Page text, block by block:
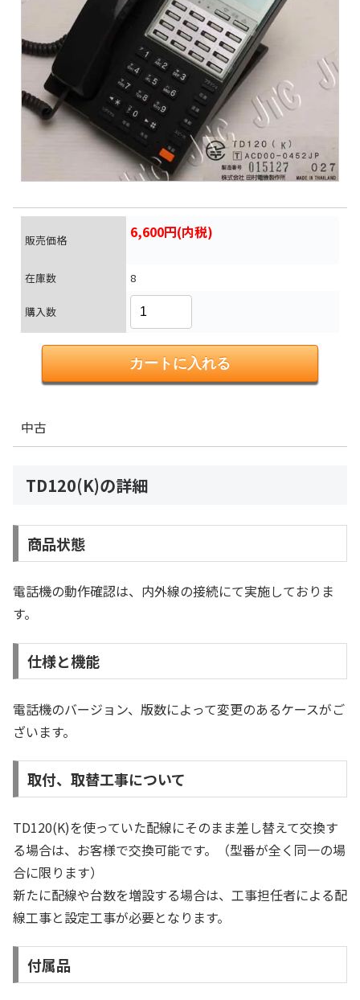
販売価格 6,600円(内税)
在庫数 8
購入数
中古
TD120(K)の詳細
商品状態
電話機の動作確認は、内外線の接続にて実施しておりま
す。
仕様と機能
電話機のバージョン、版数によって変更のあるケースがご
ざいます。
取付、取替工事について
TD120(K)を使っていた配線にそのまま差し替えて交換す
る場合は、お客様で交換可能です。（型番が全く同一の場
合に限ります）
新たに配線や台数を増設する場合は、工事担任者による配
線工事と設定工事が必要となります。
付属品